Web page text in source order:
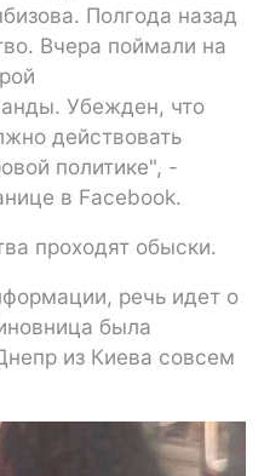
Полгода назад
Вчера поймали на
Убежден, что
действовать
политике", -
в Facebook.
проходят обыски.
речь идет о
была
из Киева совсем